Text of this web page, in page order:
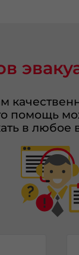
помощь
в